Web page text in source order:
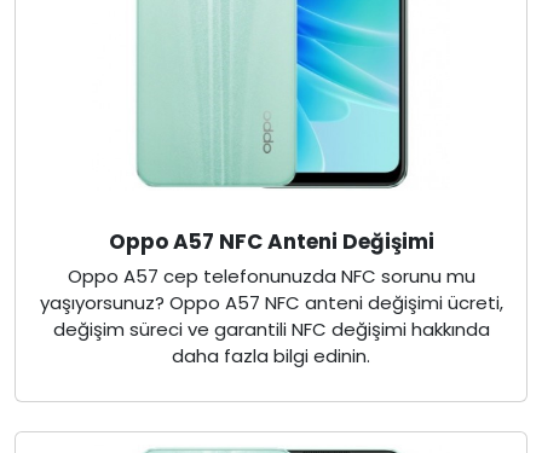
Oppo A57 NFC Anteni Değişimi
Oppo A57 cep telefonunuzda NFC sorunu mu
yaşıyorsunuz? Oppo A57 NFC anteni değişimi ücreti,
değişim süreci ve garantili NFC değişimi hakkında
daha fazla bilgi edinin.